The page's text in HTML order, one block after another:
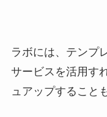
ラボには、テンプ
サービスを活用す
ュアップすること